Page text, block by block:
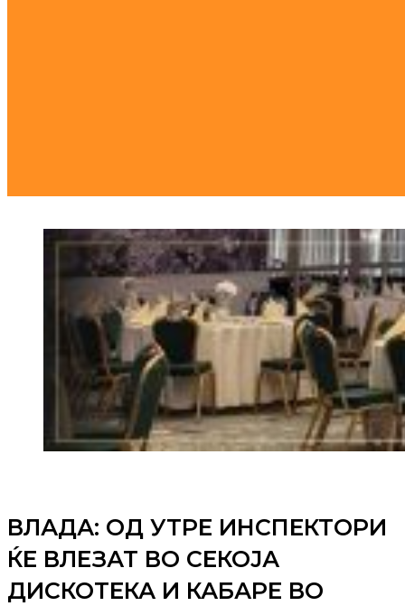
ВЛАДА: ОД УТРЕ ИНСПЕКТОРИ
ЌЕ ВЛЕЗАТ ВО СЕКОЈА
ДИСКОТЕКА И КАБАРЕ ВО